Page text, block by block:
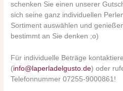
schenken Sie einen unserer
sich seine ganz individuellen
Sortiment auswählen und
bestimmt an Sie denken ;o)
Für individuelle Beträge
(info@laperladelgusto.de) oder
Telefonnummer 07255-9000861!